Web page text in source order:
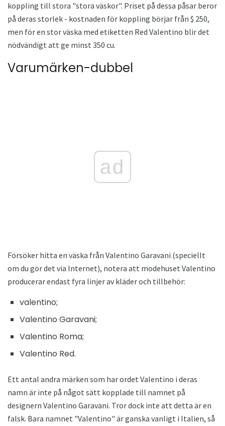
koppling till stora "stora väskor". Priset på dessa påsar beror
på deras storlek - kostnaden för koppling börjar från $ 250,
men för en stor väska med etiketten Red Valentino blir det
nödvändigt att ge minst 350 cu.
Varumärken-dubbel
ad
Försöker hitta en väska från Valentino Garavani (speciellt
om du gör det via Internet), notera att modehuset Valentino
producerar endast fyra linjer av kläder och tillbehör:
valentino;
Valentino Garavani;
Valentino Roma;
Valentino Red.
Ett antal andra märken som har ordet Valentino i deras
namn är inte på något sätt kopplade till namnet på
designern Valentino Garavani. Tror dock inte att detta är en
falsk. Bara namnet "Valentino" är ganska vanligt i Italien, så